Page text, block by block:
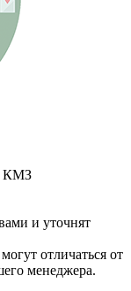
КМЗ
и уточнят
отличаться от
менеджера.